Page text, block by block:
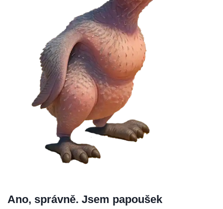
Ano, správně. Jsem papoušek